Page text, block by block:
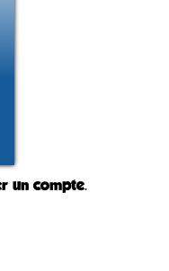
un compte.